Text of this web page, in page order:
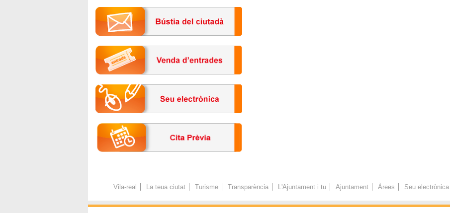
Vila-real La teua ciutat Turisme Transparència L'Ajuntament i tu Ajuntament Àrees Seu electrònica